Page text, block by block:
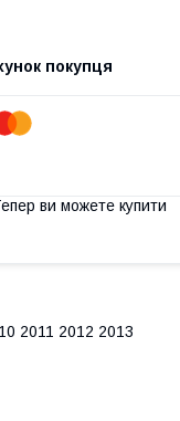
покупця
ви можете купити
2011 2012 2013